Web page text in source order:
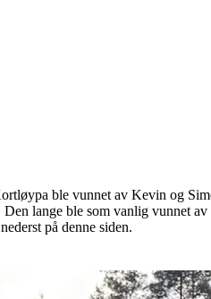
ble vunnet av Kevin og
lange ble som vanlig vunnet
på denne siden.